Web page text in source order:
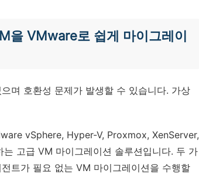
을 VMware로 쉽게 마이그레이
며 호환성 문제가 발생할 수 있습니다. 가상
vSphere, Hyper-V, Proxmox, XenServer,
고급 VM 마이그레이션 솔루션입니다. 두 가
트가 필요 없는 VM 마이그레이션을 수행할